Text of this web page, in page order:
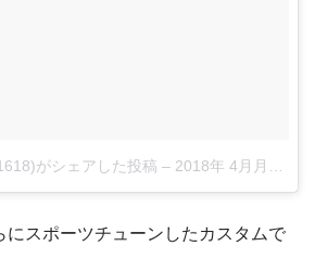
がシェアした投稿 – 2018年 4月月22日午後3時58分PDT
にスポーツチューンしたカスタムで